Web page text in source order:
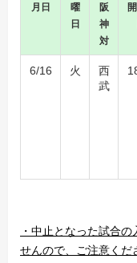
月日
曜
日
阪
神
対
6/16 火
西
武
・中止となった試合
せんので、ご注意くだ